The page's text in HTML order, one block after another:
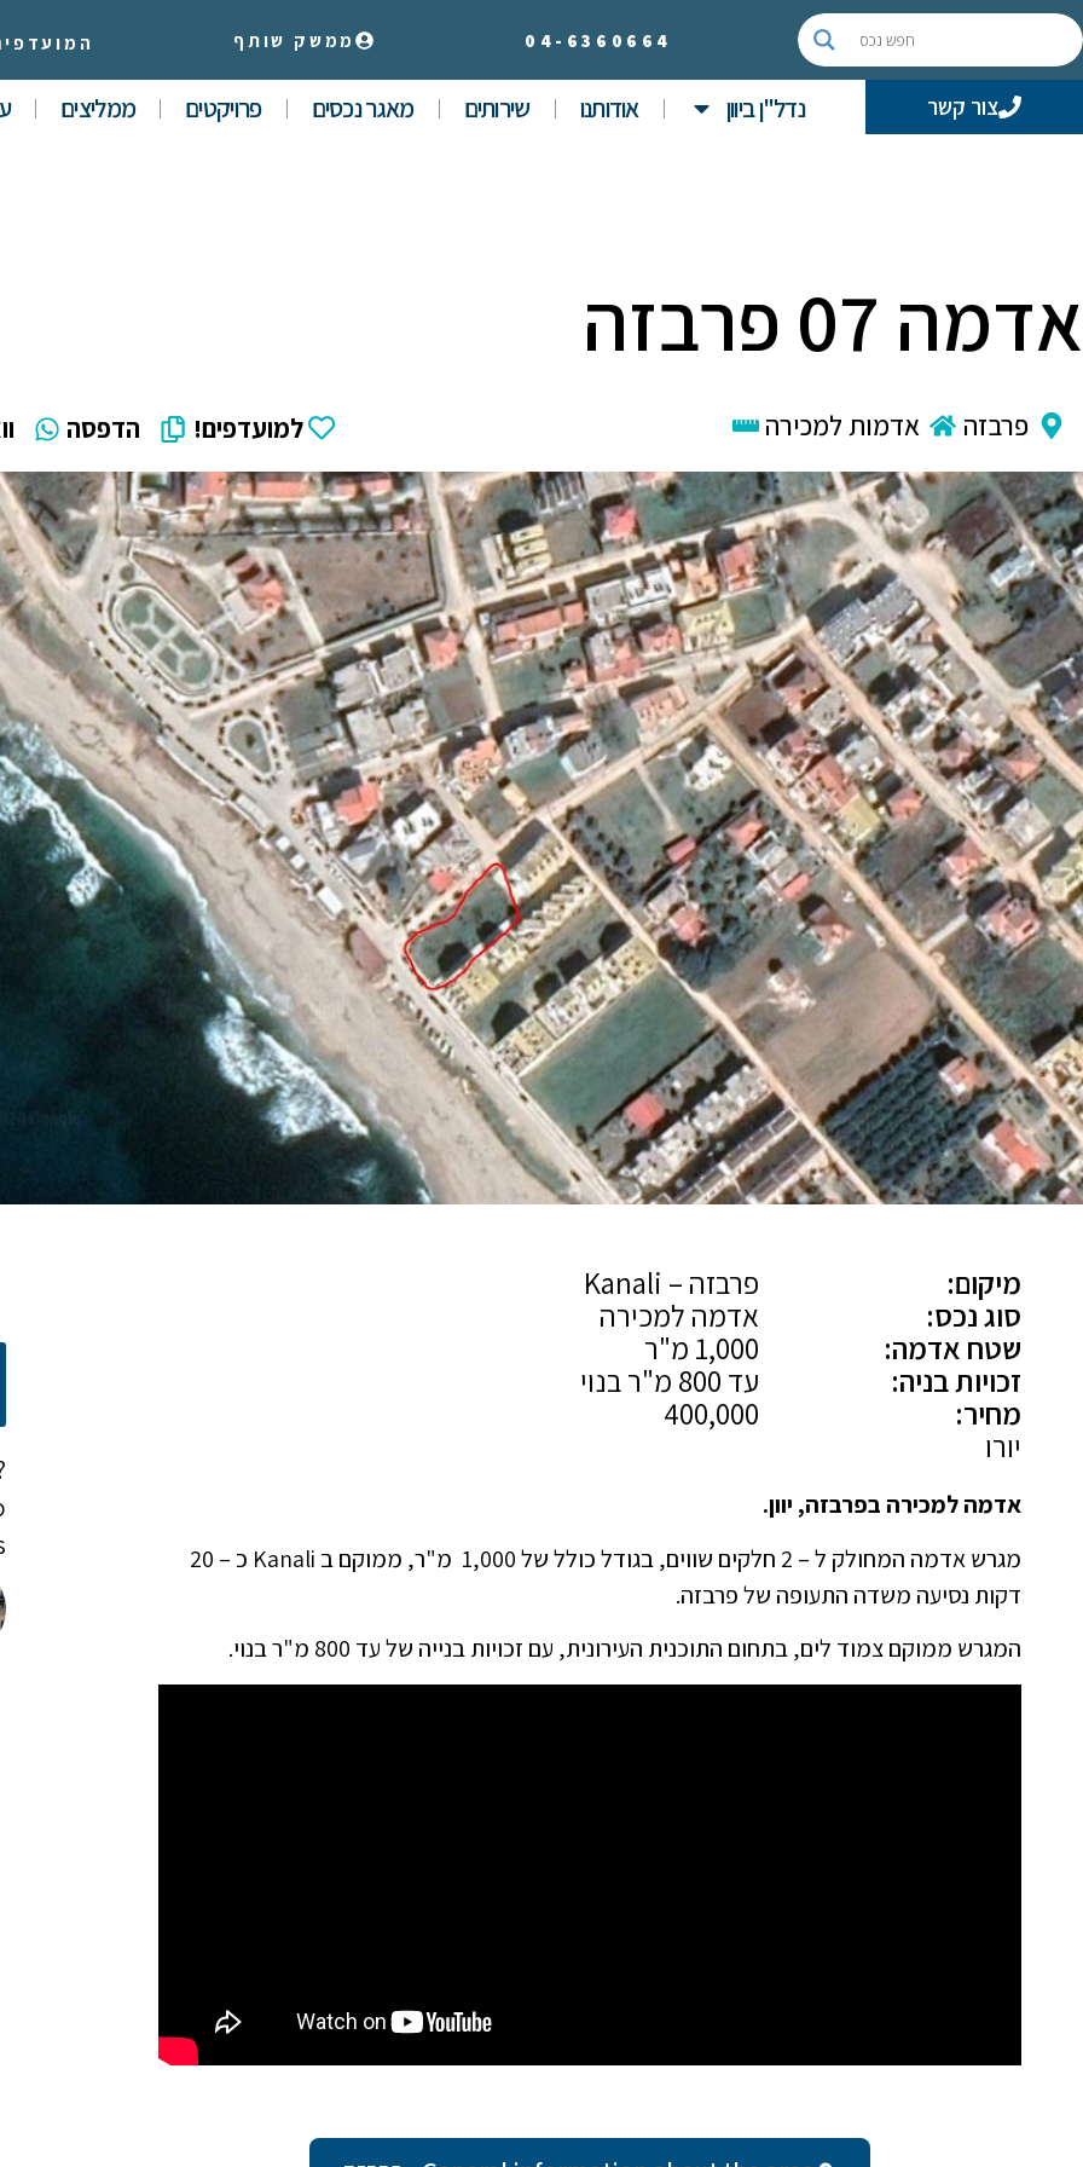
04- 6360664 ממשק שותף
צור קשר נדל"ן ביוון אודותנו שירותים מאגר נכסים פרויקטים ממליצים
אדמה 07 פרבזה
פרבזה אדמות למכירה למועדפים! הדפסה
מיקום:
פרבזה – Kanali
סוג נכס:
אדמה למכירה
שטח אדמה:
זכויות בניה:
עד 800 מ"ר בנוי
מחיר:
יורו
אדמה למכירה בפרבזה, יוון.
מגרש אדמה המחולק ל – 2 חלקים שווים, בגודל כולל של 1,000 מ"ר, ממוקם ב Kanali כ – 20
דקות נסיעה משדה התעופה של פרבזה.
המגרש ממוקם צמוד לים, בתחום התוכנית העירונית, עם זכויות בנייה של עד 800 מ"ר בנוי.